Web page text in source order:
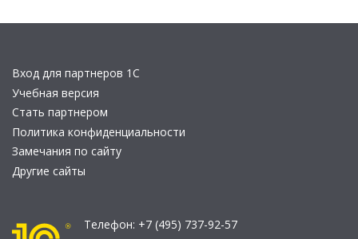
Вход для партнеров 1С
Учебная версия
Стать партнером
Политика конфиденциальности
Замечания по сайту
Другие сайты
Телефон: +7 (495) 737-92-57